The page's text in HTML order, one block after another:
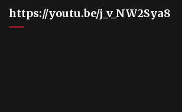
https://youtu.be/j_v_NW2Sya8